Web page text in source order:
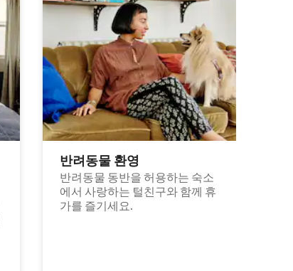
반려동물 환영
반려동물 동반을 허용하는 숙소
에서 사랑하는 털친구와 함께 휴
가를 즐기세요.